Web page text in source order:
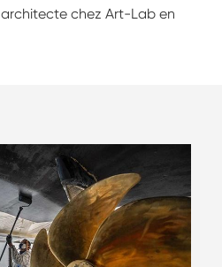
chez Art-Lab en